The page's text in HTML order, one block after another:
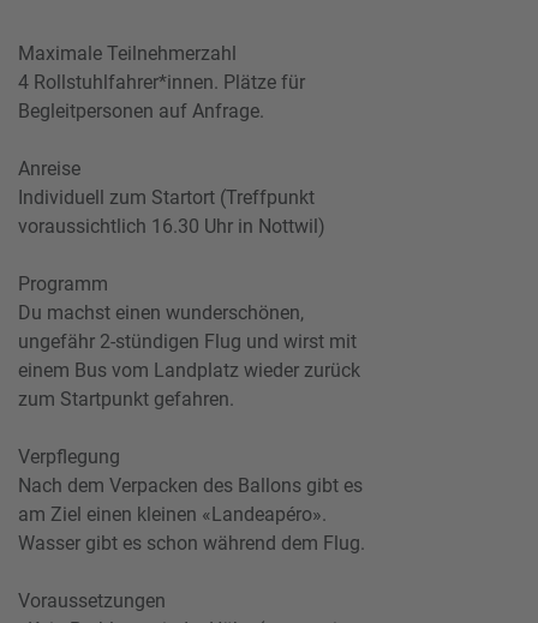
Maximale Teilnehmerzahl
4 Rollstuhlfahrer*innen. Plätze für
Begleitpersonen auf Anfrage.
Anreise
Individuell zum Startort (Treffpunkt
voraussichtlich 16.30 Uhr in Nottwil)
Programm
Du machst einen wunderschönen,
ungefähr 2-stündigen Flug und wirst mit
einem Bus vom Landplatz wieder zurück
zum Startpunkt gefahren.
Verpflegung
Nach dem Verpacken des Ballons gibt es
am Ziel einen kleinen «Landeapéro».
Wasser gibt es schon während dem Flug.
Voraussetzungen